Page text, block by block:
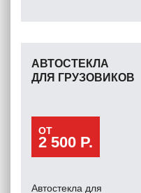
АВТОСТЕКЛА
ДЛЯ ГРУЗОВИКОВ
ОТ
2 500 Р.
Автостекла для